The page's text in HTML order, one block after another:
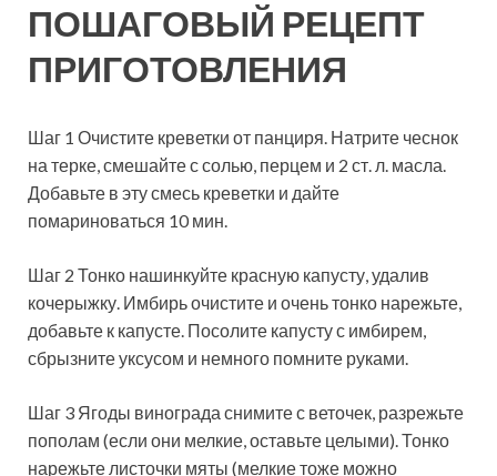
ПОШАГОВЫЙ РЕЦЕПТ
ПРИГОТОВЛЕНИЯ
Шаг 1 Очистите креветки от панциря. Натрите чеснок
на терке, смешайте с солью, перцем и 2 ст. л. масла.
Добавьте в эту смесь креветки и дайте
помариноваться 10 мин.
Шаг 2 Тонко нашинкуйте красную капусту, удалив
кочерыжку. Имбирь очистите и очень тонко нарежьте,
добавьте к капусте. Посолите капусту с имбирем,
сбрызните уксусом и немного помните руками.
Шаг 3 Ягоды винограда снимите с веточек, разрежьте
пополам (если они мелкие, оставьте целыми). Тонко
нарежьте листочки мяты (мелкие тоже можно